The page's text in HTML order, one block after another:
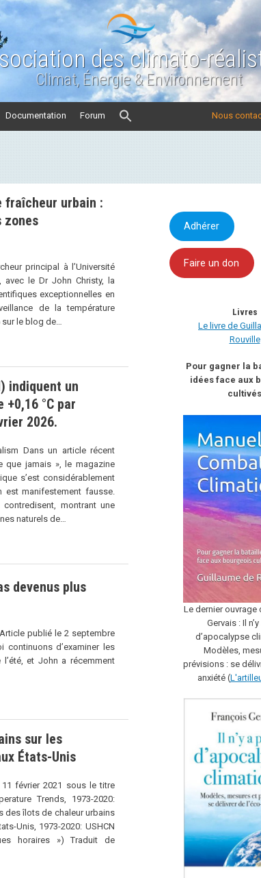
des climato-
Climat, Énergie & Environnement
Documentation Forum Nous
fraîcheur urbain :
zones
principal à l’Université
avec le Dr John Christy, la
exceptionnelles en
de la température
sur le blog de…
indiquent un
°C par
2026.
Dans un article récent
que jamais », le magazine
s’est considérablement
est manifestement fausse.
montrant une
naturels de…
devenus plus
publié le 2 septembre
continuons d’examiner les
et John a récemment
sur les
États-Unis
11 février 2021 sous le titre
Trends, 1973-2020:
des îlots de chaleur urbains
Unis, 1973-2020: USHCN
horaires ») Traduit de
Adhérer
Faire un don
Livres
Le livre de
Rouville
Pour gagner la
idées face aux
cultivés
Le dernier ouvrage
Gervais : Il
d’apocalypse
Modèles,
prévisions : se
anxiété (L'arti